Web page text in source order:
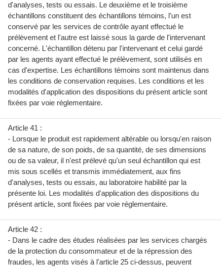
d'analyses, tests ou essais. Le deuxième et le troisième
échantillons constituent des échantillons témoins, l'un est
conservé par les services de contrôle ayant effectué le
prélèvement et l'autre est laissé sous la garde de l'intervenant
concerné. L'échantillon détenu par l'intervenant et celui gardé
par les agents ayant effectué le prélèvement, sont utilisés en
cas d'expertise. Les échantillons témoins sont maintenus dans
les conditions de conservation requises. Les conditions et les
modalités d'application des dispositions du présent article sont
fixées par voie réglementaire.
Article 41 :
- Lorsque le produit est rapidement altérable ou lorsqu'en raison
de sa nature, de son poids, de sa quantité, de ses dimensions
ou de sa valeur, il n'est prélevé qu'un seul échantillon qui est
mis sous scellés et transmis immédiatement, aux fins
d'analyses, tests ou essais, au laboratoire habilité par la
présente loi. Les modalités d'application des dispositions du
présent article, sont fixées par voie réglementaire.
Article 42 :
- Dans le cadre des études réalisées par les services chargés
de la protection du consommateur et de la répression des
fraudes, les agents visés à l'article 25 ci-dessus, peuvent